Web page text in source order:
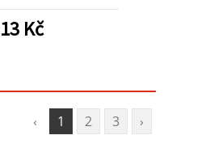
DIY projekty
Kč
‹ 1 2 3 ›